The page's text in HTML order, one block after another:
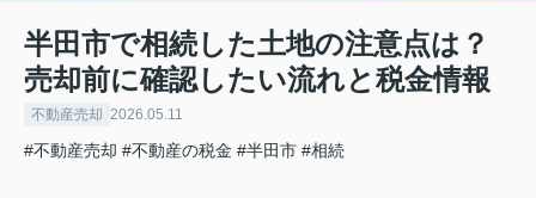
半田市で相続した土地の注意点は？
売却前に確認したい流れと税金情報
不動産売却 2026.05.11
#不動産売却 #不動産の税金 #半田市 #相続